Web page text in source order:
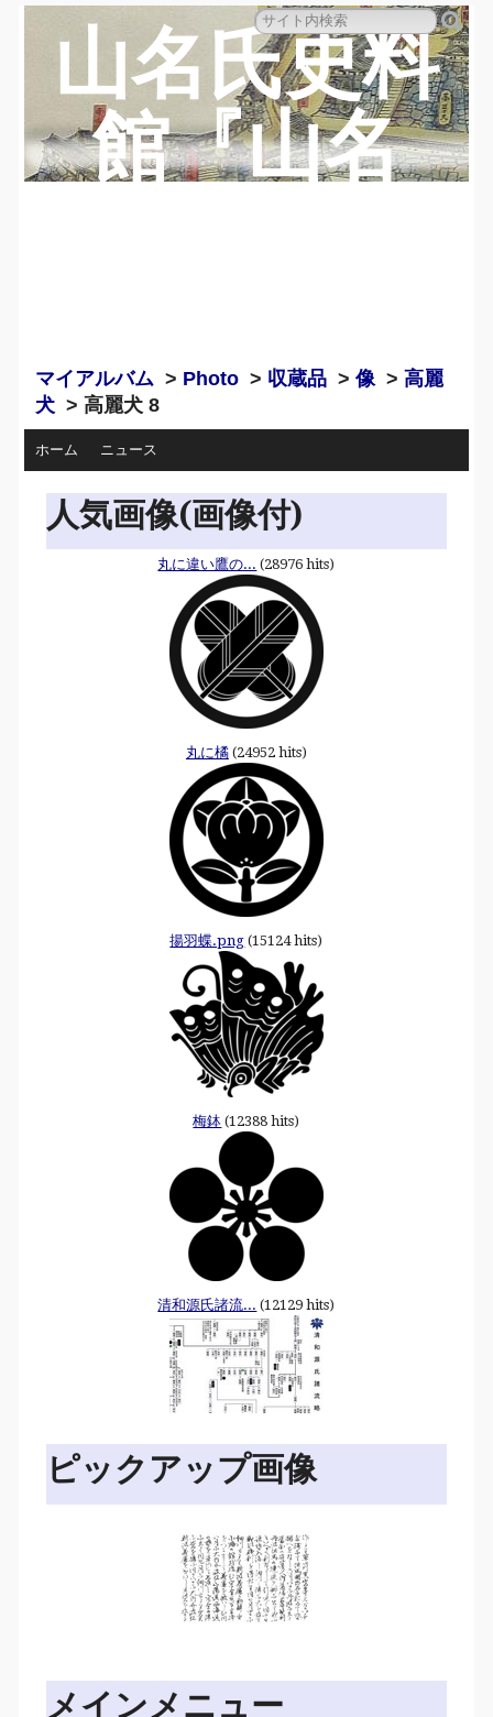
山名氏史料
館『山名
マイアルバム > Photo > 収蔵品 >像>高麗
犬 > 高麗犬 8
ホーム ニュース
人気画像(画像付)
丸に違い鷹の... (28976 hits)
丸に橘(24952 hits)
揚羽蝶.png (15124 hits)
梅鉢 (12388 hits)
清和源氏諸流... (12129 hits)
ピックアップ画像
メインメニュー